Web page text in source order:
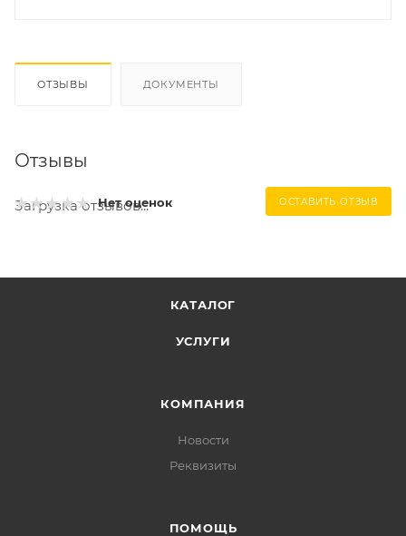
ОТЗЫВЫ ДОКУМЕНТЫ
Отзывы
Нет оценок ОСТАВИТЬ ОТЗЫВ
Загрузка отзывов...
КАТАЛОГ
УСЛУГИ
КОМПАНИЯ
Новости
Реквизиты
ПОМОЩЬ